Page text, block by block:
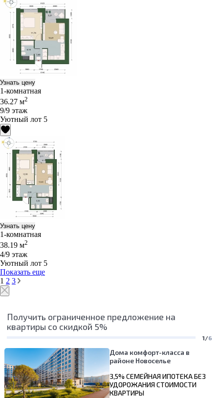
Узнать цену
1-комнатная
36.27 м2
9/9 этаж
Уютный лот 5
Узнать цену
1-комнатная
38.19 м2
4/9 этаж
Уютный лот 5
Показать еще
1 2 3
Получить ограниченное предложение на
квартиры со скидкой 5%
1/6
Дома комфорт-класса в
районе Новоселье
3,5% СЕМЕЙНАЯ ИПОТЕКА БЕЗ
УДОРОЖАНИЯ СТОИМОСТИ
КВАРТИРЫ